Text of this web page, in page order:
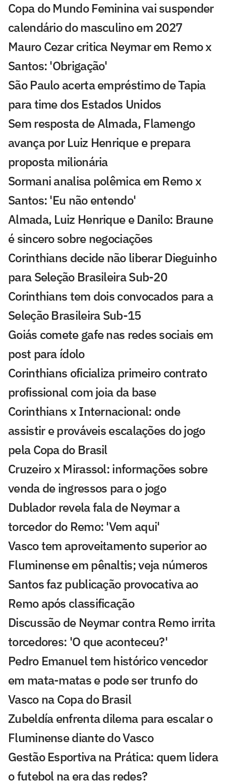
Copa do Mundo Feminina vai suspender
calendário do masculino em 2027
Mauro Cezar critica Neymar em Remo x
Santos: 'Obrigação'
São Paulo acerta empréstimo de Tapia
para time dos Estados Unidos
Sem resposta de Almada, Flamengo
avança por Luiz Henrique e prepara
proposta milionária
Sormani analisa polêmica em Remo x
Santos: 'Eu não entendo'
Almada, Luiz Henrique e Danilo: Braune
é sincero sobre negociações
Corinthians decide não liberar Dieguinho
para Seleção Brasileira Sub-20
Corinthians tem dois convocados para a
Seleção Brasileira Sub-15
Goiás comete gafe nas redes sociais em
post para ídolo
Corinthians oficializa primeiro contrato
profissional com joia da base
Corinthians x Internacional: onde
assistir e prováveis escalações do jogo
pela Copa do Brasil
Cruzeiro x Mirassol: informações sobre
venda de ingressos para o jogo
Dublador revela fala de Neymar a
torcedor do Remo: 'Vem aqui'
Vasco tem aproveitamento superior ao
Fluminense em pênaltis; veja números
Santos faz publicação provocativa ao
Remo após classificação
Discussão de Neymar contra Remo irrita
torcedores: 'O que aconteceu?'
Pedro Emanuel tem histórico vencedor
em mata-matas e pode ser trunfo do
Vasco na Copa do Brasil
Zubeldía enfrenta dilema para escalar o
Fluminense diante do Vasco
Gestão Esportiva na Prática: quem lidera
o futebol na era das redes?